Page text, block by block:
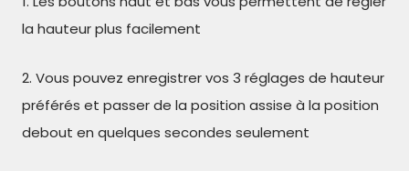
la hauteur plus facilement
2. Vous pouvez enregistrer vos 3 réglages de hauteur
préférés et passer de la position assise à la position
debout en quelques secondes seulement